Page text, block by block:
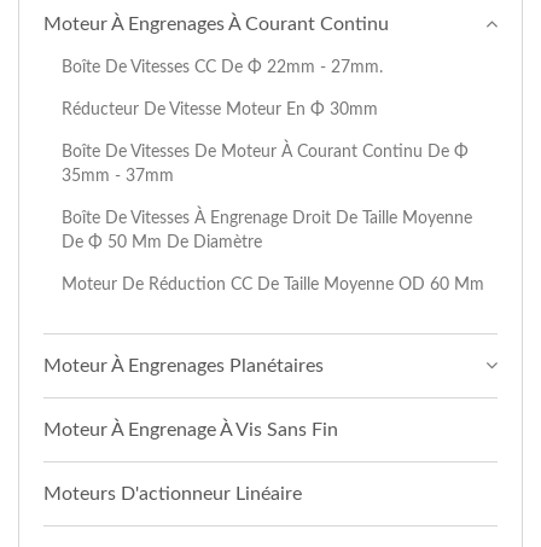
Moteur À Engrenages À Courant Continu
Boîte De Vitesses CC De Φ 22mm - 27mm.
Réducteur De Vitesse Moteur En Φ 30mm
Boîte De Vitesses De Moteur À Courant Continu De Φ
35mm - 37mm
Boîte De Vitesses À Engrenage Droit De Taille Moyenne
De Φ 50 Mm De Diamètre
Moteur De Réduction CC De Taille Moyenne OD 60 Mm
Moteur À Engrenages Planétaires
Moteur À Engrenage À Vis Sans Fin
Moteurs D'actionneur Linéaire